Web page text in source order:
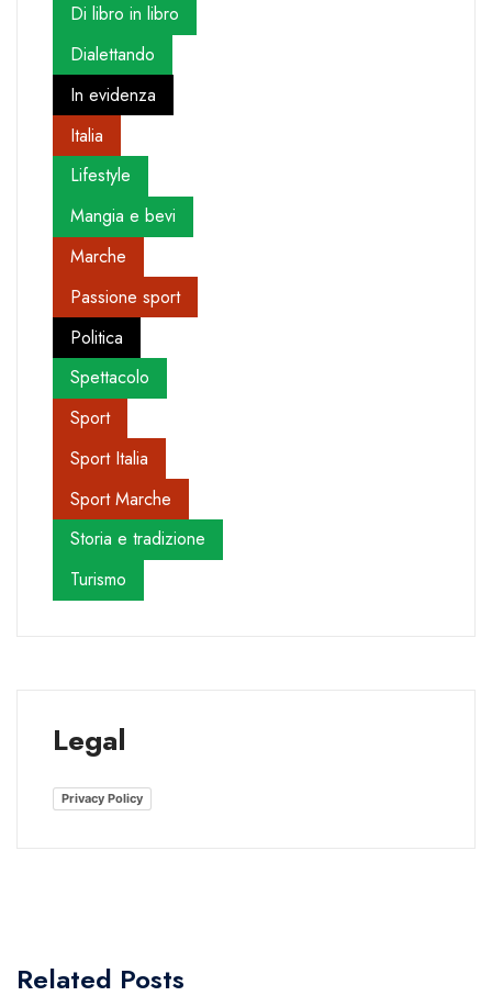
Di libro in libro
Dialettando
In evidenza
Italia
Lifestyle
Mangia e bevi
Marche
Passione sport
Politica
Spettacolo
Sport
Sport Italia
Sport Marche
Storia e tradizione
Turismo
Legal
Privacy Policy
Related Posts